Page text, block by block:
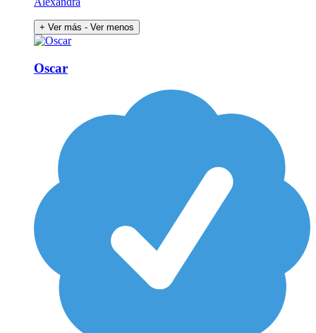
+ Ver más - Ver menos
Oscar